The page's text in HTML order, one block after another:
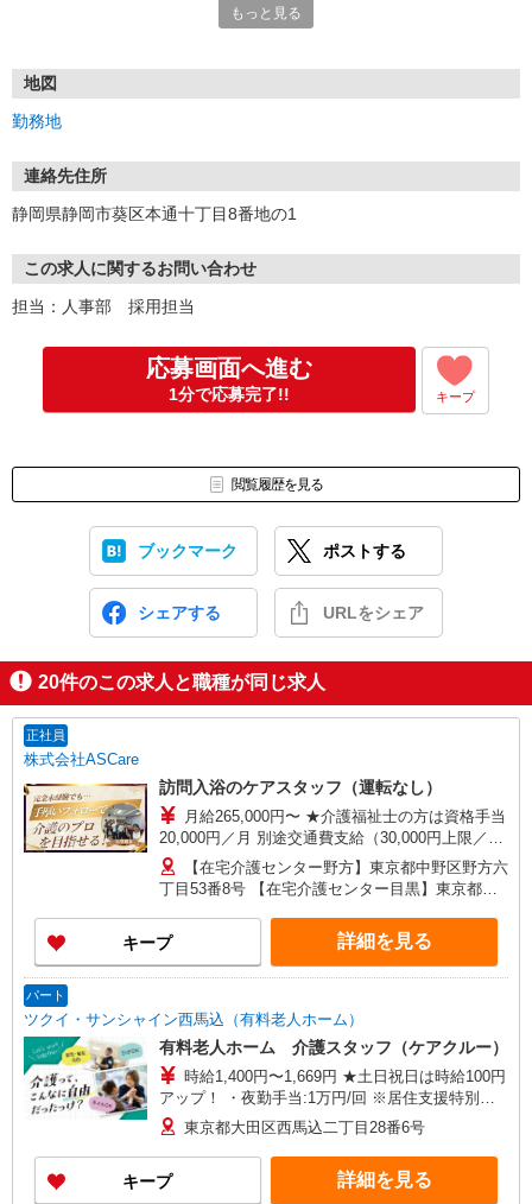
☆ご応募・受付
☆採用担当者よりTEL・メール等にて面接日程等のご連絡（2日以
※土・日のご応募は翌週に順次ご対応させていただきます
↓
☆個人面接（1回）
・接客サービスとなりますので人柄重視の採用です！緊張されると
思いますが、お互いに硬くならずお話しましょう！
↓
☆入社（入社日要相談）
たい」方などオンラインで気軽に参加可能です。
詳しくはこちらよりご覧ください
もっと見る
地図
勤務地
連絡先住所
静岡県静岡市葵区本通十丁目8番地の1
この求人に関するお問い合わせ
担当：人事部 採用担当
応募画面へ進む
1分で応募完了!! キープ
閲覧履歴を見る
ブックマーク ポストする
シェアする URLをシェア
20件のこの求人と職種が同じ求人
正社員
株式会社ASCare
訪問入浴のケアスタッフ（運転なし）
月給265,000円〜 ★介護福祉士の方は資格手当
20,000円／月 別途交通費支給（30,000円上限／
月） 別途残業手当（月平均残業時間15時間）残業
代全額支給
【在宅介護センター野方】東京都中野区野方六
丁目53番8号 【在宅介護センター目黒】東京都目
【在宅介護センター小岩】東京都江戸川区西小岩
四丁目14-6 メゾン司1階1F号室 【在宅介護セン
ター西東京】東京都西東京市西原町一丁目4-6 サ
京都練馬区石神井町三丁目18-4 ユービル102号
【在宅介護センター大田】東京都大田区蒲田二丁
目19-8
キープ 詳細を見る
パート
ツクイ・サンシャイン西馬込（有料老人ホーム）
有料老人ホーム 介護スタッフ（ケアクルー）
時給1,400円〜1,669円 ★土日祝日は時給100円
アップ！ ・夜勤手当:1万円/回 ※居住支援特別手
当:120円/時給含む ※給与幅は資格・経験等による
東京都大田区西馬込二丁目28番6号
キープ 詳細を見る